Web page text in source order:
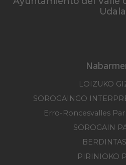
Udala
LOIZUKO
SOROGAINGO
Erro-Roncesvalles
SOROGAIN
PIRINIOKO